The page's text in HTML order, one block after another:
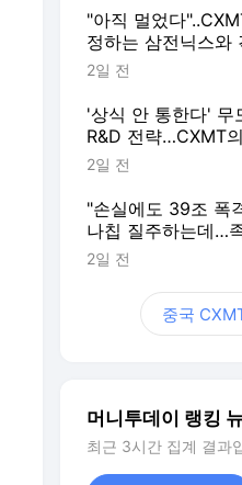
"아직 멀었다
정하는 삼전닉스와
여다보니
2일 전
'상식 안 통한다' 무
R&D 전략…CXMT
체 축지법
2일 전
"손실에도 39조 폭
나칩 질주하는데…
'삼전닉스' 탄식
2일 전
중국
머니투데이 랭킹
최근 3시간 집계 결과